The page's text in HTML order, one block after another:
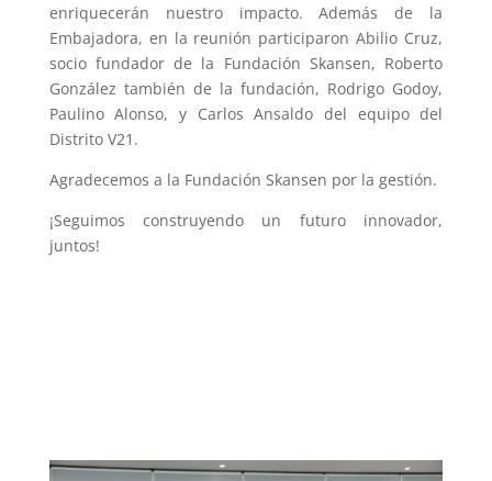
enriquecerán nuestro impacto. Además de la
Embajadora, en la reunión participaron Abilio Cruz,
socio fundador de la Fundación Skansen, Roberto
González también de la fundación, Rodrigo Godoy,
Paulino Alonso, y Carlos Ansaldo del equipo del
Distrito V21.
Agradecemos a la Fundación Skansen por la gestión.
¡Seguimos construyendo un futuro innovador,
juntos!